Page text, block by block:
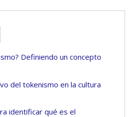
Definiendo un concepto
del tokenismo en la cultura
identificar qué es el